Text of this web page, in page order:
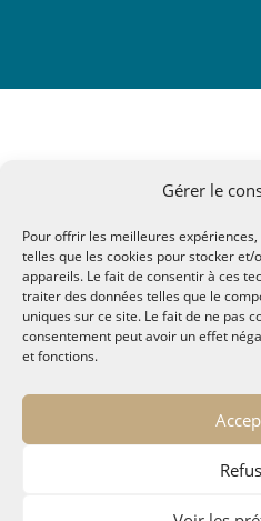
Gérer le
Pour offrir les meilleures
telles que les cookies pour stocker
appareils. Le fait de consentir à ces
traiter des données telles que le
uniques sur ce site. Le fait de ne pas
consentement peut avoir un effet
et fonctions.
© MALTAE, Mémoire A Lire,
32, chemin Saint